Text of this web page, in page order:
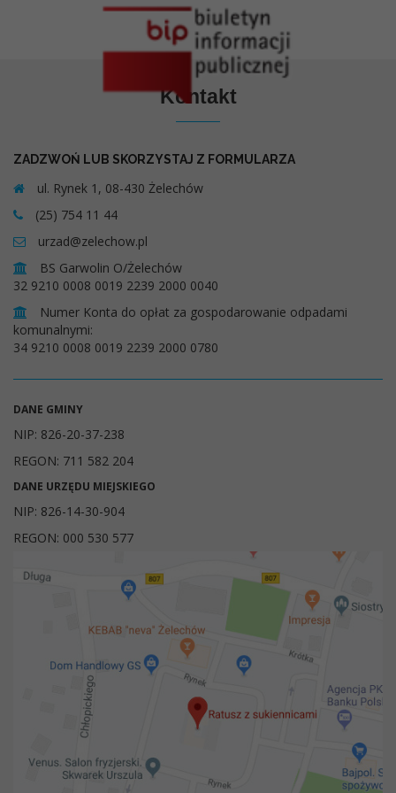
Kontakt
ZADZWOŃ LUB SKORZYSTAJ Z FORMULARZA
ul. Rynek 1, 08-430 Żelechów
(25) 754 11 44
urzad@zelechow.pl
BS Garwolin O/Żelechów
32 9210 0008 0019 2239 2000 0040
Numer Konta do opłat za gospodarowanie odpadami
komunalnymi:
34 9210 0008 0019 2239 2000 0780
DANE GMINY
NIP: 826-20-37-238
REGON: 711 582 204
DANE URZĘDU MIEJSKIEGO
NIP: 826-14-30-904
REGON: 000 530 577